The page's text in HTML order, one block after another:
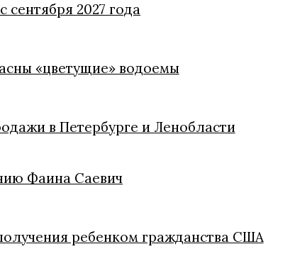
сентября 2027 года
«цветущие» водоемы
в Петербурге и Ленобласти
Фаина Саевич
ребенком гражданства США